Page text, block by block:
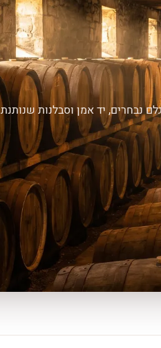
נבחרים, יד אמן וסבלנות שנותנת